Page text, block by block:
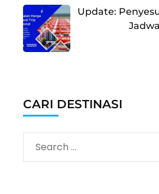
Update:
CARI DESTINASI
Search
for: